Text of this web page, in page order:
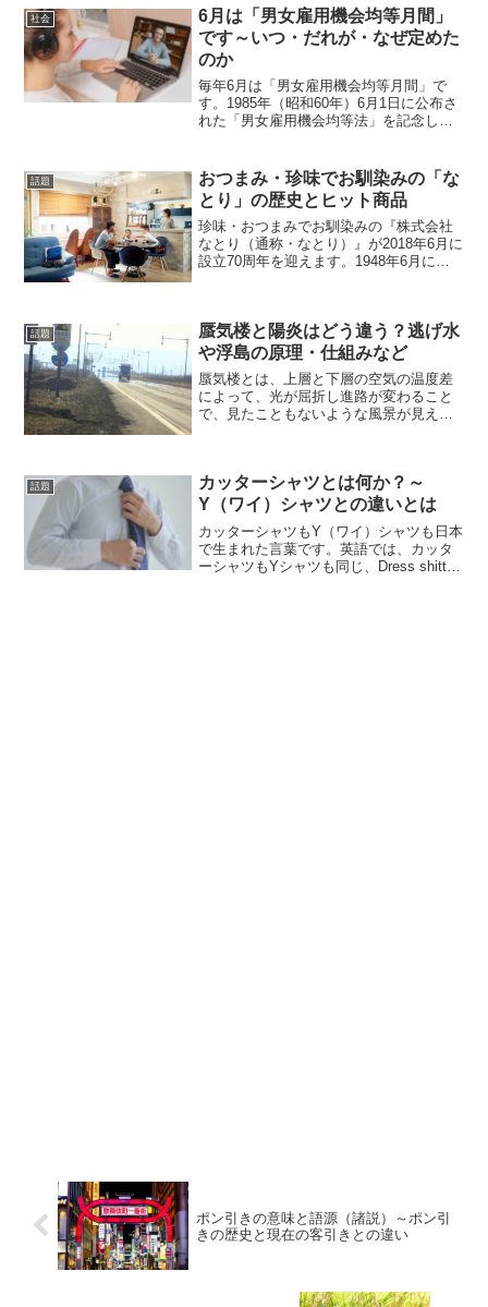
ズ・ニクソン大統領が、父の日を恒久的
な国の記念日と定...
社会
6月は「男女雇用機会均等月間」
です～いつ・だれが・なぜ定めた
のか
毎年6月は「男女雇用機会均等月間」で
す。1985年（昭和60年）6月1日に公布さ
れた「男女雇用機会均等法」を記念し
た。「男女雇用機会均等月間」を定めた
目的は、職場にお...
話題
おつまみ・珍味でお馴染みの「な
とり」の歴史とヒット商品
珍味・おつまみでお馴染みの『株式会社
なとり（通称・なとり）』が2018年6月に
設立70周年を迎えます。1948年6月に
創業以来、水産...
話題
蜃気楼と陽炎はどう違う？逃げ水
や浮島の原理・仕組みなど
蜃気楼とは、上層と下層の空気の温度差
によって、光が屈折し進路が変わること
で、見たこともないような風景が見える
り、ゆがんで見える現象です...
話題
カッターシャツとは何か？～
Y（ワイ）シャツとの違いとは
カッターシャツもY（ワイ）シャツも日本
で生まれた言葉です。英語では、カッタ
ーシャツもYシャツも同じ、Dress shitt
ポン引きの意味と語源（諸説）～ポン引
きの歴史と現在の客引きとの違い